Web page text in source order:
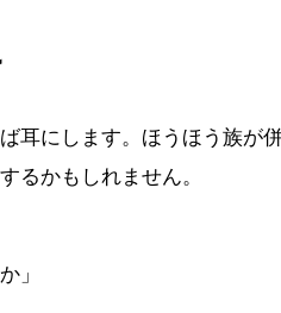
耳にします。ほうほう族
るかもしれません。
」